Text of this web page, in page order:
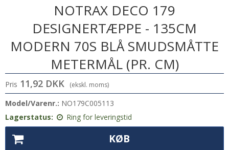
NOTRAX DECO 179
DESIGNERTÆPPE - 135CM
MODERN 70S BLÅ SMUDSMÅTTE
METERMÅL (PR. CM)
Pris 11,92 DKK (ekskl. moms)
Model/Varenr.: NO179C005113
Lagerstatus:
Ring for leveringstid
KØB